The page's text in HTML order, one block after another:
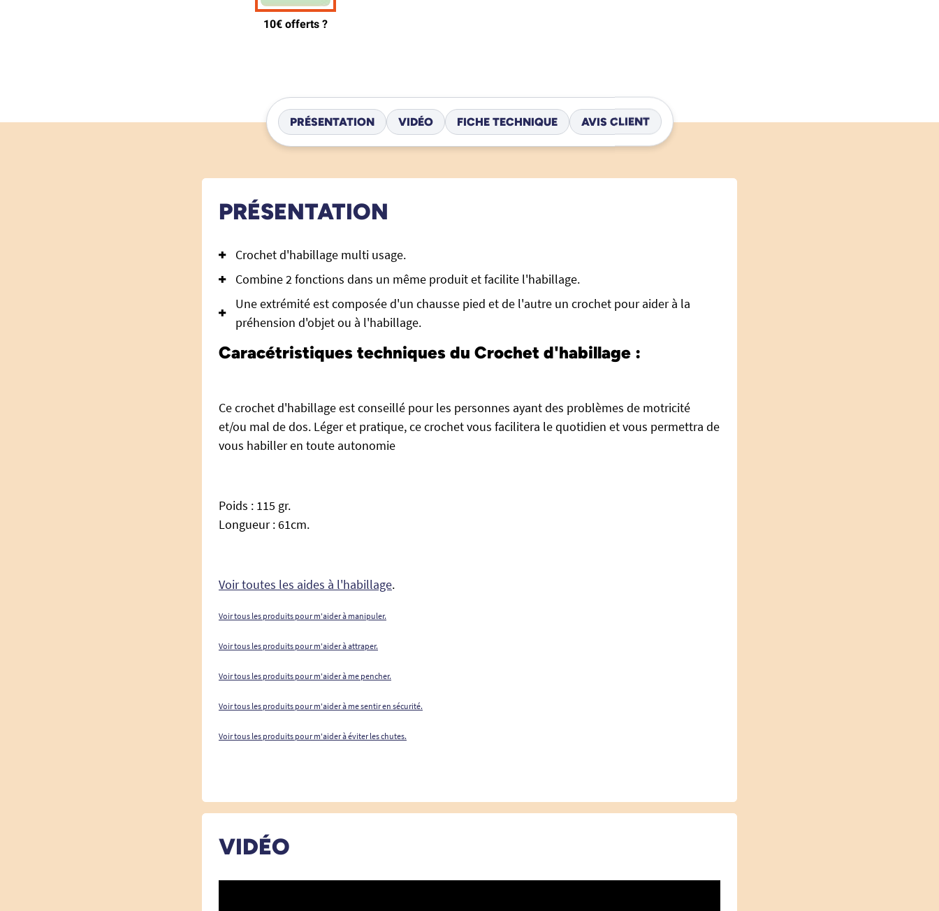
PRÉSENTATION VIDÉO FICHE TECHNIQUE AVIS CLIENT
PRÉSENTATION
Crochet d'habillage multi usage.
Combine 2 fonctions dans un même produit et facilite l'habillage.
Une extrémité est composée d'un chausse pied et de l'autre un crochet pour aider à la
préhension d'objet ou à l'habillage.
Caracétristiques techniques du Crochet d'habillage :
Ce crochet d'habillage est conseillé pour les personnes ayant des problèmes de motricité
et/ou mal de dos. Léger et pratique, ce crochet vous facilitera le quotidien et vous permettra de
vous habiller en toute autonomie
Poids : 115 gr.
Longueur : 61cm.
Voir toutes les aides à l'habillage.
Voir tous les produits pour m'aider à manipuler.
Voir tous les produits pour m'aider à attraper.
Voir tous les produits pour m'aider à me pencher.
Voir tous les produits pour m'aider à me sentir en sécurité.
Voir tous les produits pour m'aider à éviter les chutes.
VIDÉO